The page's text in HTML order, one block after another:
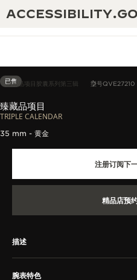
黄金比例水幕音乐秀
“THE PERPETUAL
THE SOUND MAKER声音
190余年
非凡创意：430多项专利
臻藏品项目胶囊系列第三辑 型号QVE27210
已售
臻藏品项目
TRIPLE CALENDAR
35 mm - 黄金
注册订阅下
精品店预
描述
腕表特色